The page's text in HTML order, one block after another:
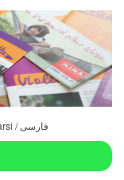
Farsi / فارسی